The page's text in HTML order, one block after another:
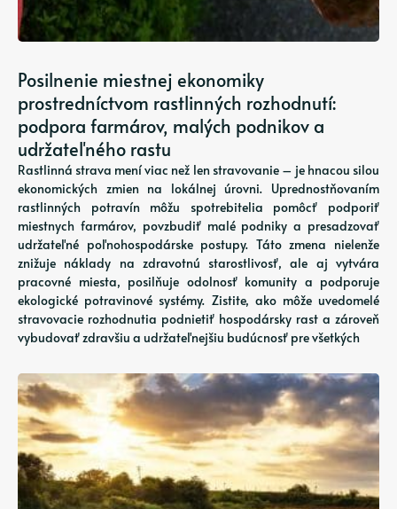
Posilnenie miestnej ekonomiky
prostredníctvom rastlinných rozhodnutí:
podpora farmárov, malých podnikov a
udržateľného rastu
Rastlinná strava mení viac než len stravovanie – je hnacou silou
ekonomických zmien na lokálnej úrovni. Uprednostňovaním
rastlinných potravín môžu spotrebitelia pomôcť podporiť
miestnych farmárov, povzbudiť malé podniky a presadzovať
udržateľné poľnohospodárske postupy. Táto zmena nielenže
znižuje náklady na zdravotnú starostlivosť, ale aj vytvára
pracovné miesta, posilňuje odolnosť komunity a podporuje
ekologické potravinové systémy. Zistite, ako môže uvedomelé
stravovacie rozhodnutia podnietiť hospodársky rast a zároveň
vybudovať zdravšiu a udržateľnejšiu budúcnosť pre všetkých